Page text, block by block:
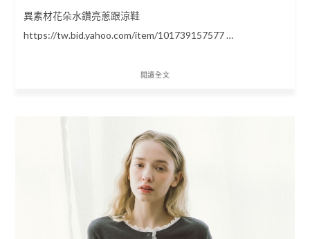
異素材花朵水鑽亮蔥跟涼鞋
https://tw.bid.yahoo.com/item/101739157577 …
閱讀全文